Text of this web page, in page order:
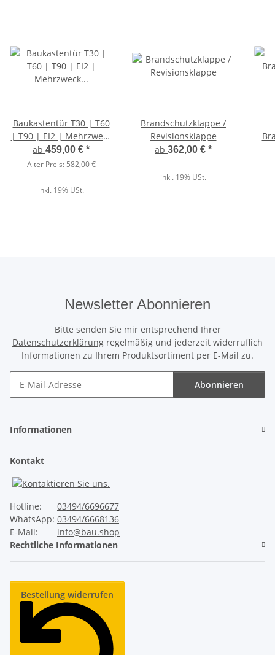
Baukastentür T30 | T60
| T90 | EI2 | Mehrzweck
Stahltür Profi
ab 459,00 € *
Alter Preis:582,00 €
inkl. 19% USt.
Brandschutzklappe /
Revisionsklappe
ab 362,00 € *
inkl. 19% USt.
Newsletter Abonnieren
Bitte senden Sie mir entsprechend Ihrer
Datenschutzerklärung regelmäßig und jederzeit widerruflich
Informationen zu Ihrem Produktsortiment per E-Mail zu.
Abonnieren
Informationen
Kontakt
Hotline:
03494/6696677
WhatsApp: 03494/6668136
E-Mail:
info@bau.shop
Rechtliche Informationen
Bestellung widerrufen